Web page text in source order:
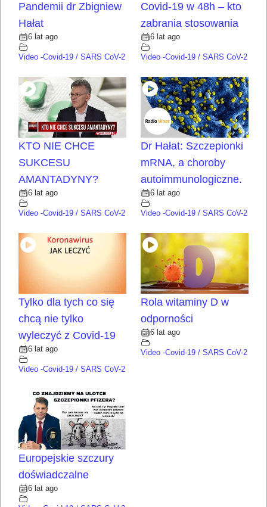
Pandemii dr Zbigniew
Hałat
6 lat ago
Video -Covid-19 / SARS CoV-2
Covid-19 w 48h – kto
zabrania stosowania
6 lat ago
Video -Covid-19 / SARS CoV-2
KTO NIE CHCE
SUKCESU
AMANTADYNY?
6 lat ago
Video -Covid-19 / SARS CoV-2
Dr Hałat: Szczepionki
mRNA, a choroby
autoimmunologiczne.
6 lat ago
Video -Covid-19 / SARS CoV-2
Tylko dla tych co się
chcą nie tylko
wyleczyć z Covid-19
6 lat ago
Video -Covid-19 / SARS CoV-2
Rola witaminy D w
odporności
6 lat ago
Video -Covid-19 / SARS CoV-2
Europejskie szczury
doświadczalne
6 lat ago